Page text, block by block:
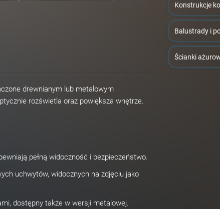
drewnianym lub metalowym
rozświetla oraz powiększa wnętrze.
pełną widoczność i bezpieczeństwo.
uchwytów, widocznych na zdjęciu jako
dostępny także w wersji metalowej.
Konstrukcje
Balustrady i
Ścianki